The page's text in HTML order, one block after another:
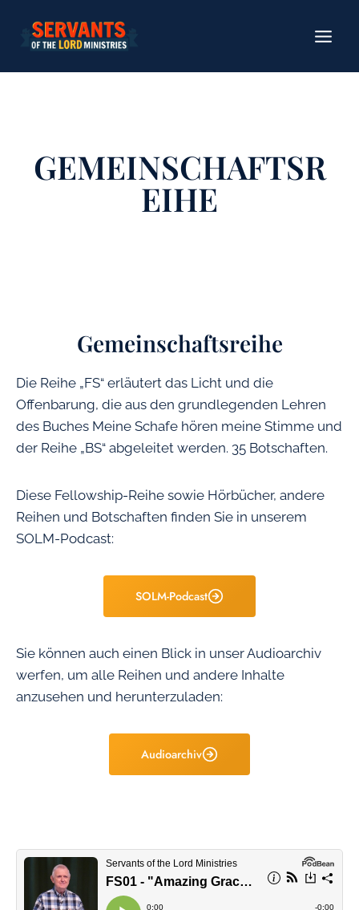
Inhalt
springen
GEMEINSCHAFTSR
EIHE
Gemeinschaftsreihe
Die Reihe „FS“ erläutert das Licht und die
Offenbarung, die aus den grundlegenden Lehren
des Buches Meine Schafe hören meine Stimme und
der Reihe „BS“ abgeleitet werden. 35 Botschaften.
Diese Fellowship-Reihe sowie Hörbücher, andere
Reihen und Botschaften finden Sie in unserem
SOLM-Podcast:
SOLM-Podcast
Sie können auch einen Blick in unser Audioarchiv
werfen, um alle Reihen und andere Inhalte
anzusehen und herunterzuladen:
Audioarchiv